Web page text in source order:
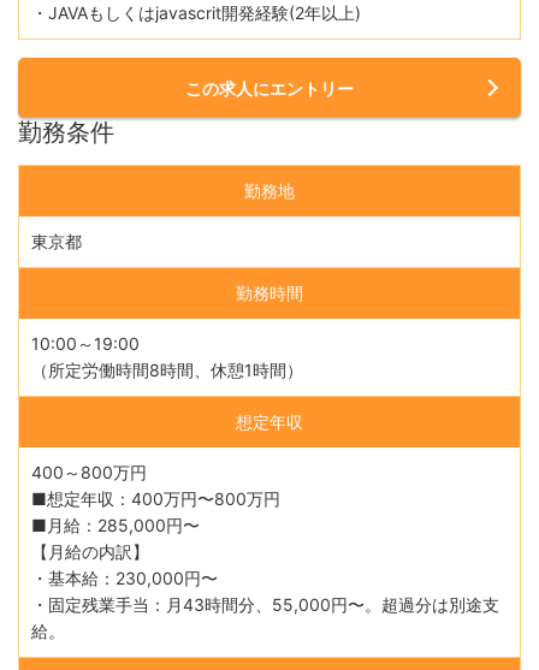
・JAVAもしくはjavascrit開発経験(2年以上)
この求人にエントリー
勤務条件
勤務地
東京都
勤務時間
10:00～19:00
（所定労働時間8時間、休憩1時間）
想定年収
400～800万円
■想定年収：400万円〜800万円
■月給：285,000円〜
【月給の内訳】
・基本給：230,000円〜
・固定残業手当：月43時間分、55,000円〜。超過分は別途支
給。